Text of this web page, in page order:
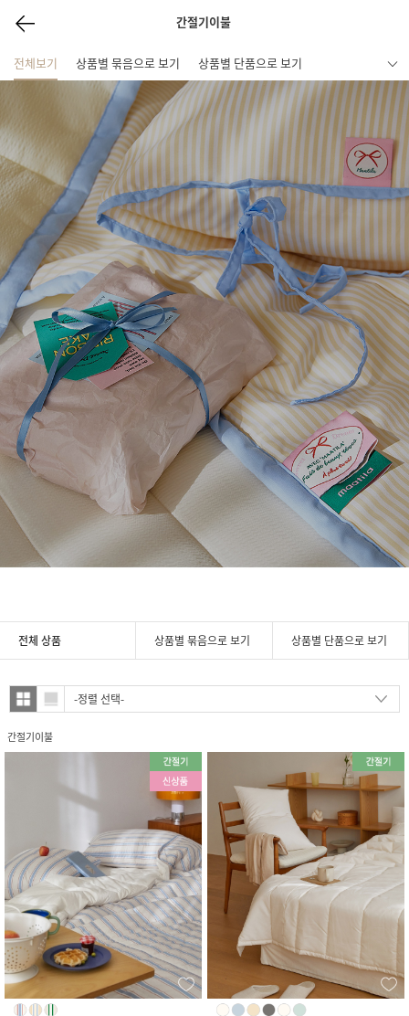
간절기이불
전체보기 상품별 묶음으로 보기 상품별 단품으로 보기
전체 상품 상품별 묶음으로 보기 상품별 단품으로 보기
간절기이불